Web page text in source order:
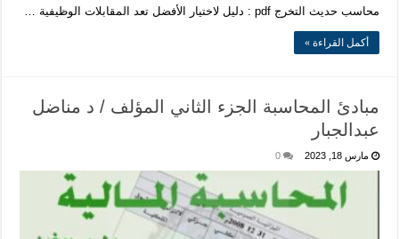
محاسب حديث التخرج pdf : دليل لاختيار الأفضل تعد المقابلات الوظيفية …
أكمل القراءة »
مبادئ المحاسبة الجزء الثاني المؤلف / د مناضل
عبدالجبار
مارس 18, 2023 0